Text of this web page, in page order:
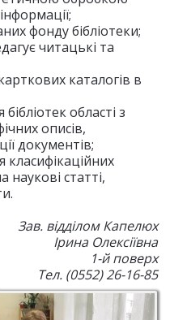
фонду бібліотеки;
читацькі та
каталогів в
області з
описів,
документів;
класифікаційних
наукові статті,
Зав. відділом Капелюх
Ірина Олексіївна
26-16-85